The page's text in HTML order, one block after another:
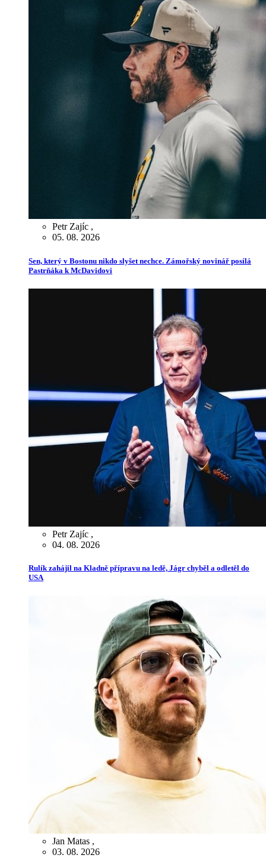
Petr Zajíc ,
05. 08. 2026
Sen, který v Bostonu nikdo slyšet nechce. Zámořský novinář posílá
Pastrňáka k McDavidovi
Petr Zajíc ,
04. 08. 2026
Rulík zahájil na Kladně přípravu na ledě, Jágr chyběl a odletěl do
USA
Jan Matas ,
03. 08. 2026